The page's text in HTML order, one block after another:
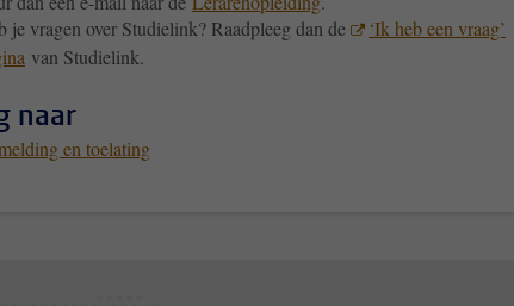
je vragen over Studielink? Raadpleeg dan de
‘Ik heb een vraag’
van Studielink.
naar
en toelating